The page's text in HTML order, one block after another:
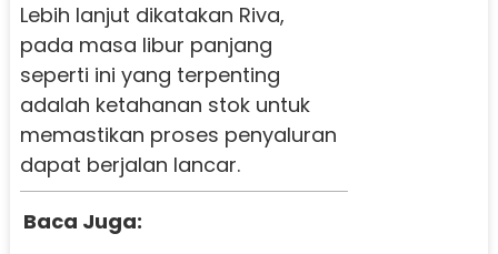
Lebih lanjut dikatakan Riva,
pada masa libur panjang
seperti ini yang terpenting
adalah ketahanan stok untuk
memastikan proses penyaluran
dapat berjalan lancar.
Baca Juga: